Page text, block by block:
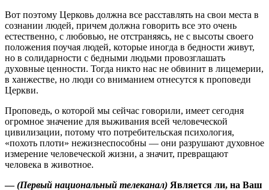
Вот поэтому Церковь должна все расставлять на свои места в
сознании людей, причем должна говорить все это очень
естественно, с любовью, не отстраняясь, не с высоты своего
положения поучая людей, которые иногда в бедности живут,
но в солидарности с бедными людьми провозглашать
духовные ценности. Тогда никто нас не обвинит в лицемерии,
в ханжестве, но люди со вниманием отнесутся к проповеди
Церкви.
Проповедь, о которой мы сейчас говорили, имеет сегодня
огромное значение для выживания всей человеческой
цивилизации, потому что потребительская психология,
«похоть плоти» нежизнеспособны — они разрушают духовное
измерение человеческой жизни, а значит, превращают
человека в животное.
—(Первый национальный телеканал) Является ли, на Ваш